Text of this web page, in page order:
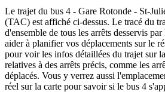
Le trajet du bus 4 - Gare Rotonde - St-
(TAC) est affiché ci-dessus. Le tracé du
d'ensemble de tous les arrêts desservis
aider à planifier vos déplacements sur le
pour voir les infos détaillées du trajet sur
relatives à des arrêts précis, comme les
déplacés. Vous y verrez aussi
réel sur la carte pour savoir si le bus 4